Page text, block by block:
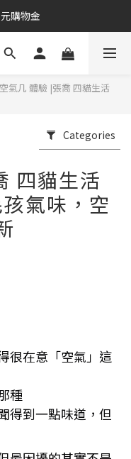
購物金
空氣几 體驗 |張喬 四貓生活
Categories
四貓生活
氣味，空
很在意「空氣」這
種
得到一點味道，但